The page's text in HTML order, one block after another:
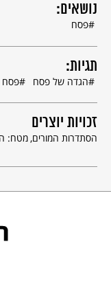
נושאים:
פסח
תגיות:
הגדה של פסח פסח
זכויות יוצרים
הסתדרות המורים מטח: